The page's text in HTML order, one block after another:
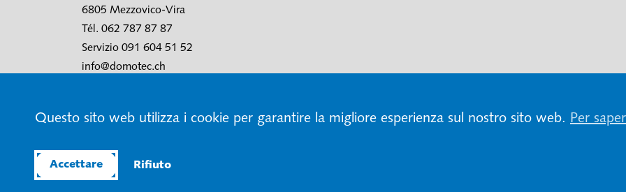
Questo sito web utilizza i cookie per garantire la migliore esperienza sul nostro sito web. Per
Accettare Rifiuto
6805 Mezzovico-Vira
Tél. 062 787 87 87
Servizio 091 604 51 52
info@domotec.ch